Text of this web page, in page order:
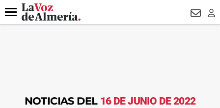
DESTACADO
Menú
NOTICIAS DEL 16 DE JUNIO DE 2022